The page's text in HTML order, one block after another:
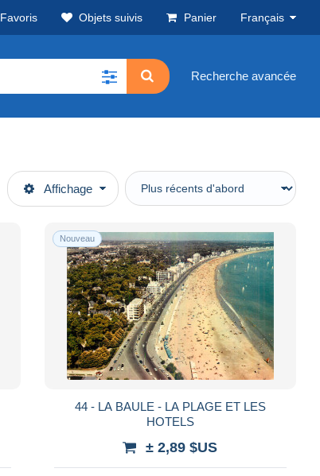
Favoris Objets suivis Panier Français
Recherche avancée
Affichage
Nouveau
44 - LA BAULE - LA PLAGE ET LES
HOTELS
± 2,89 $US